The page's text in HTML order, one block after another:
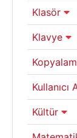
Klasör
Klavye
Kullanıcı
Kültür